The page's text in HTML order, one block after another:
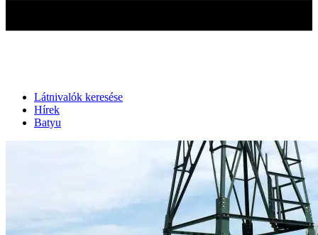
Látnivalók keresése
Hírek
Batyu